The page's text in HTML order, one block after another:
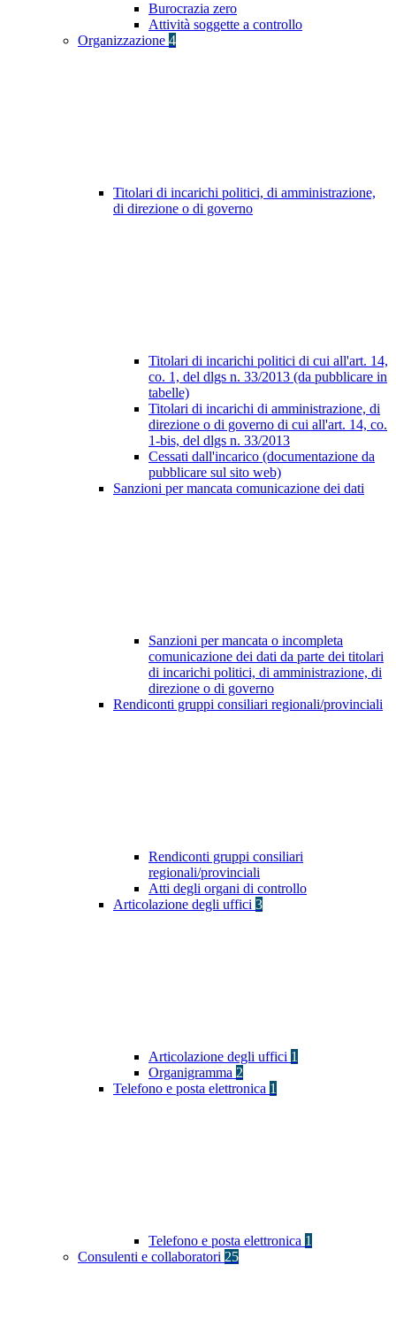
Burocrazia zero
Attività soggette a controllo
Organizzazione 4
Titolari di incarichi politici, di amministrazione,
di direzione o di governo
Titolari di incarichi politici di cui all'art. 14,
co. 1, del dlgs n. 33/2013 (da pubblicare in
tabelle)
Titolari di incarichi di amministrazione, di
direzione o di governo di cui all'art. 14, co.
1-bis, del dlgs n. 33/2013
Cessati dall'incarico (documentazione da
pubblicare sul sito web)
Sanzioni per mancata comunicazione dei dati
Sanzioni per mancata o incompleta
comunicazione dei dati da parte dei titolari
di incarichi politici, di amministrazione, di
direzione o di governo
Rendiconti gruppi consiliari regionali/provinciali
Rendiconti gruppi consiliari
regionali/provinciali
Atti degli organi di controllo
Articolazione degli uffici 3
Articolazione degli uffici 1
Organigramma 2
Telefono e posta elettronica 1
Telefono e posta elettronica 1
Consulenti e collaboratori 25